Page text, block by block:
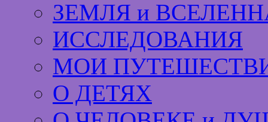
ЗЕМЛЯ и
ИССЛЕДОВАНИЯ
МОИ
О ДЕТЯХ